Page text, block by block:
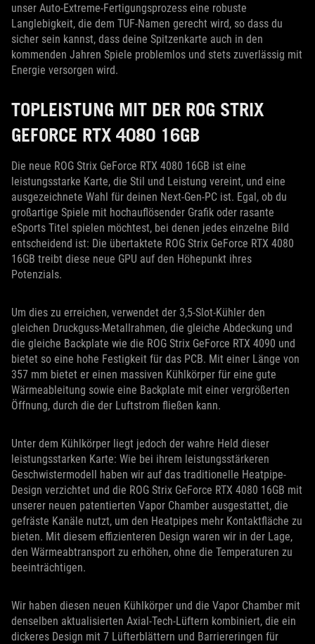
unser Auto-Extreme-Fertigungsprozess eine robuste
Langlebigkeit, die dem TUF-Namen gerecht wird, so dass du
sicher sein kannst, dass deine Spitzenkarte auch in den
kommenden Jahren Spiele problemlos und stets zuverlässig mit
Energie versorgen wird.
TOPLEISTUNG MIT DER ROG STRIX
GEFORCE RTX 4080 16GB
Die neue ROG Strix GeForce RTX 4080 16GB ist eine
leistungsstarke Karte, die Stil und Leistung vereint, und eine
ausgezeichnete Wahl für deinen Next-Gen-PC ist. Egal, ob du
großartige Spiele mit hochauflösender Grafik oder rasante
eSports Titel spielen möchtest, bei denen jedes einzelne Bild
entscheidend ist: Die übertaktete ROG Strix GeForce RTX 4080
16GB treibt diese neue GPU auf den Höhepunkt ihres
Potenzials.
Um dies zu erreichen, verwendet der 3,5-Slot-Kühler den
gleichen Druckguss-Metallrahmen, die gleiche Abdeckung und
die gleiche Backplate wie die ROG Strix GeForce RTX 4090 und
bietet so eine hohe Festigkeit für das PCB. Mit einer Länge von
357 mm bietet er einen massiven Kühlkörper für eine gute
Wärmeableitung sowie eine Backplate mit einer vergrößerten
Öffnung, durch die der Luftstrom fließen kann.
Unter dem Kühlkörper liegt jedoch der wahre Held dieser
leistungsstarken Karte: Wie bei ihrem leistungsstärkeren
Geschwistermodell haben wir auf das traditionelle Heatpipe-
Design verzichtet und die ROG Strix GeForce RTX 4080 16GB mit
unserer neuen patentierten Vapor Chamber ausgestattet, die
gefräste Kanäle nutzt, um den Heatpipes mehr Kontaktfläche zu
bieten. Mit diesem effizienteren Design waren wir in der Lage,
den Wärmeabtransport zu erhöhen, ohne die Temperaturen zu
beeinträchtigen.
Wir haben diesen neuen Kühlkörper und die Vapor Chamber mit
denselben aktualisierten Axial-Tech-Lüftern kombiniert, die ein
dickeres Design mit 7 Lüfterblättern und Barriereringen für